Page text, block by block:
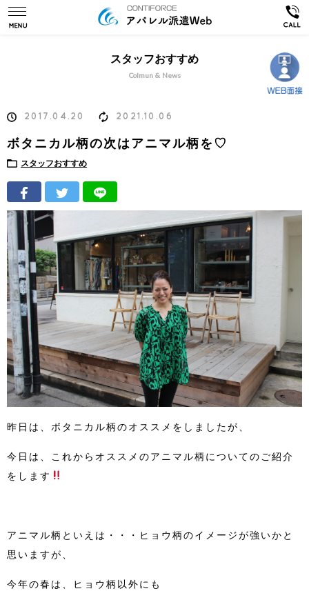
スタッフおすすめ
Colmun & News
2017.04.20 2021.10.06
ボタニカル柄の次はアニマル柄を♡
スタッフおすすめ
昨日は、ボタニカル柄のオススメをしましたが、
今日は、これからオススメのアニマル柄についてのご紹介
をします
アニマル柄といえは・・・ヒョウ柄のイメージが強いかと
思いますが、
今年の春は、ヒョウ柄以外にも